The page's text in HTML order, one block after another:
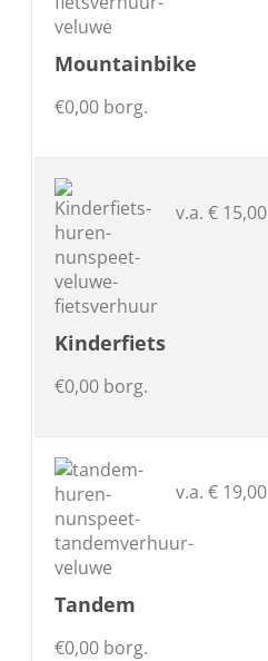
Mountainbike
€0,00 borg.
Kinderfiets
€0,00 borg.
v.a. € 15,00
Tandem
€0,00 borg.
v.a. € 19,00